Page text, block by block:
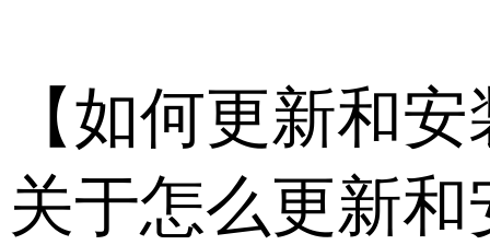
【如何更新和
关于怎么更新